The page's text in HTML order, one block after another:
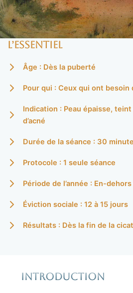
L’essentiel
Âge : Dès la puberté
Pour qui : Ceux qui ont besoin
Indication : Peau épaisse,
d’acné
Durée de la séance : 30
Protocole : 1 seule séance
Période de l’année : En-dehors
Éviction sociale : 12 à 15 jours
Résultats : Dès la fin de la
Introduction